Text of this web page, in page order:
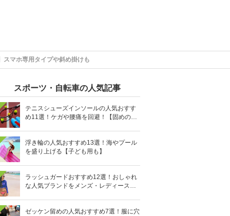
スマホ専用タイプや斜め掛けも
スポーツ・自転車の人気記事
テニスシューズインソールの人気おすす
め11選！ケガや腰痛を回避！【固めの素
浮き輪の人気おすすめ13選！海やプール
を盛り上げる【子ども用も】
ラッシュガードおすすめ12選！おしゃれ
な人気ブランドをメンズ・レディース別
ゼッケン留めの人気おすすめ7選！服に穴